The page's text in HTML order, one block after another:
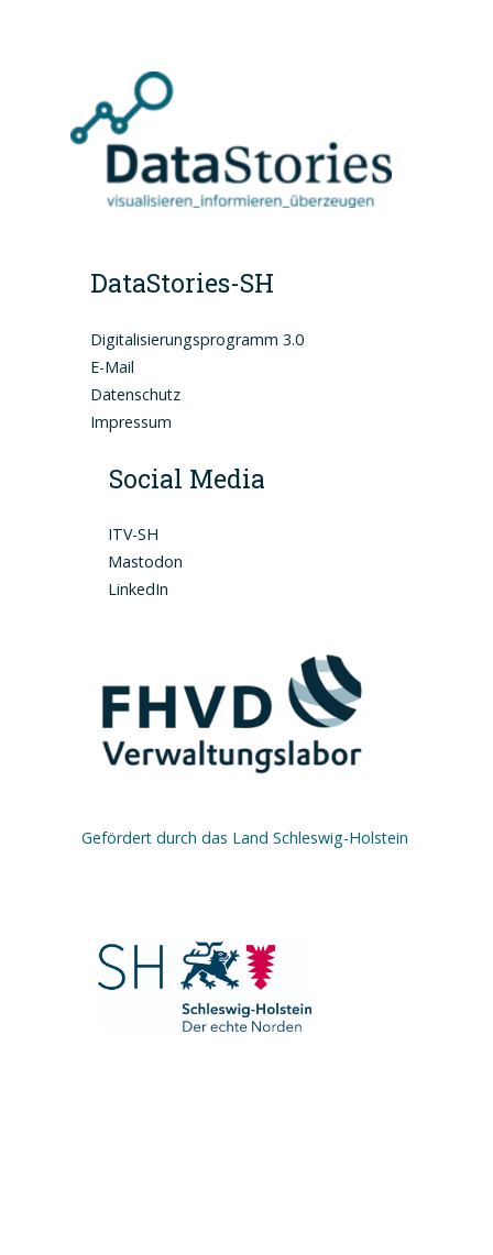
DataStories-SH
Digitalisierungsprogramm 3.0
E-Mail
Datenschutz
Impressum
Social Media
ITV-SH
Mastodon
LinkedIn
Gefördert durch das Land Schleswig-Holstein